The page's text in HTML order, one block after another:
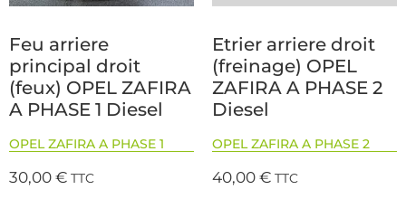
Feu arriere
principal droit
(feux) OPEL ZAFIRA
A PHASE 1 Diesel
OPEL ZAFIRA A PHASE 1
30,00€ TTC
Etrier arriere droit
(freinage) OPEL
ZAFIRA A PHASE 2
Diesel
OPEL ZAFIRA A PHASE 2
40,00€ TTC